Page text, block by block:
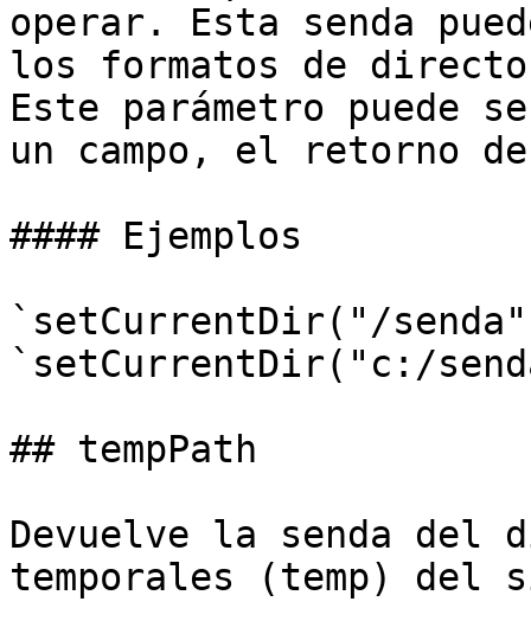
operar. Esta senda
los formatos de
Este parámetro puede
un campo, el retorno
#### Ejemplos
`setCurrentDir("/
`setCurrentDir("c:/
## tempPath
Devuelve la senda del
temporales (temp) del